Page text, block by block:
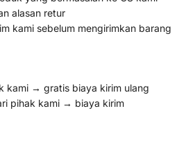
alasan retur
kami sebelum mengirimkan barang
kami → gratis biaya kirim ulang
pihak kami → biaya kirim